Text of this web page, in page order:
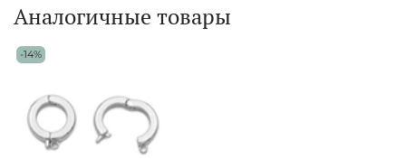
Аналогичные товары
-14%